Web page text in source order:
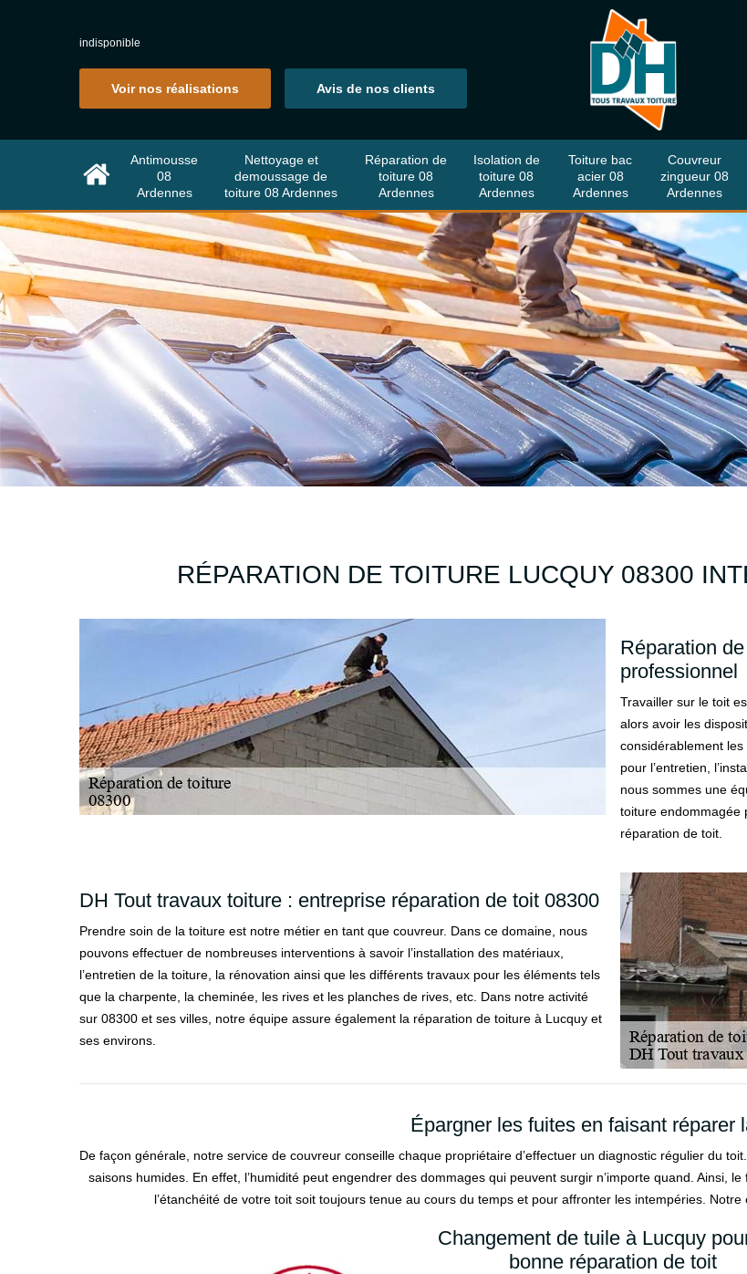
indisponible
Voir nos réalisations Avis de nos clients
Antimousse
08
Ardennes
Nettoyage et
demoussage de
toiture 08 Ardennes
Réparation de
toiture 08
Ardennes
Isolation de
toiture 08
Ardennes
Toiture bac
acier 08
Ardennes
Couvreur
zingueur 08
Ardennes
RÉPARATION DE TOITURE LUCQUY 08300
Réparation
professionnel
Travailler sur le toit
alors avoir les
considérablement
pour l’entretien,
nous sommes une
toiture endommagée
réparation de toit.
DH Tout travaux toiture : entreprise réparation de toit 08300
Prendre soin de la toiture est notre métier en tant que couvreur. Dans ce domaine, nous
pouvons effectuer de nombreuses interventions à savoir l’installation des matériaux,
l’entretien de la toiture, la rénovation ainsi que les différents travaux pour les éléments tels
que la charpente, la cheminée, les rives et les planches de rives, etc. Dans notre activité
sur 08300 et ses villes, notre équipe assure également la réparation de toiture à Lucquy et
ses environs.
Épargner les fuites en faisant réparer
De façon générale, notre service de couvreur conseille chaque propriétaire d’effectuer un diagnostic régulier du
saisons humides. En effet, l’humidité peut engendrer des dommages qui peuvent surgir n’importe quand. Ainsi,
l’étanchéité de votre toit soit toujours tenue au cours du temps et pour affronter les intempéries.
Changement de tuile à Lucquy
bonne réparation de toit